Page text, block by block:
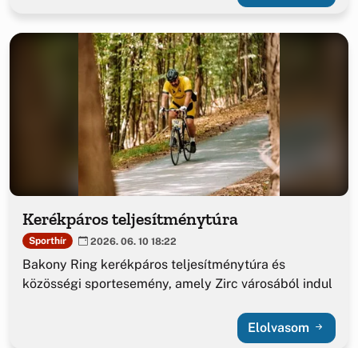
Kerékpáros teljesítménytúra
Sporthír 2026. 06. 10 18:22
Bakony Ring kerékpáros teljesítménytúra és
közösségi sportesemény, amely Zirc városából indul
Elolvasom